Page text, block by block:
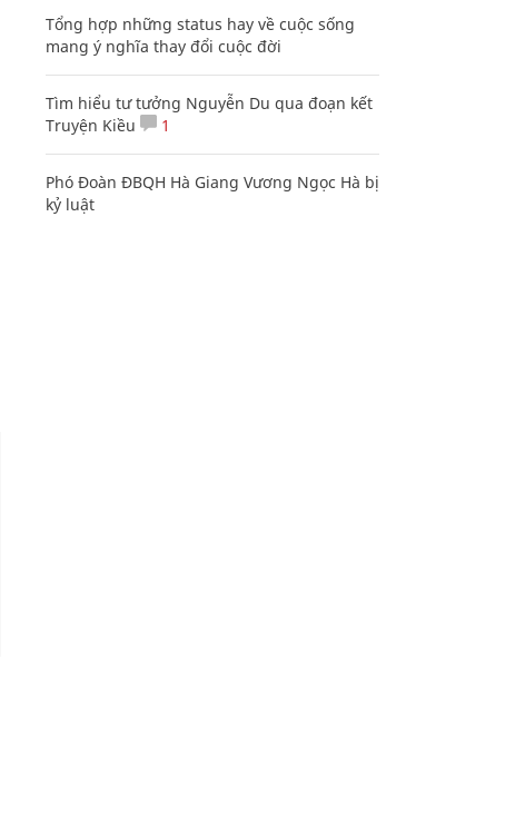
Tổng hợp những status hay về cuộc sống
mang ý nghĩa thay đổi cuộc đời
Tìm hiểu tư tưởng Nguyễn Du qua đoạn kết
Truyện Kiều
1
Phó Đoàn ĐBQH Hà Giang Vương Ngọc Hà bị
kỷ luật